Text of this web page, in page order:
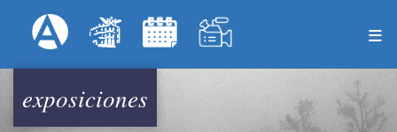
al
Menú Superior
exposiciones